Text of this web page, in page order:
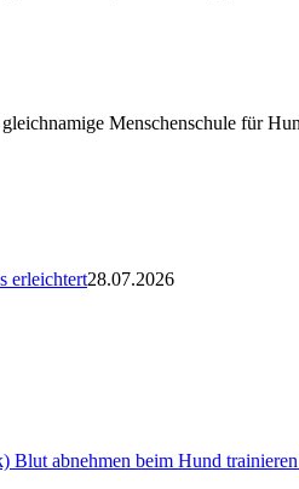
Menschenschule für
erleichtert28.07.2026
Blut abnehmen beim Hund